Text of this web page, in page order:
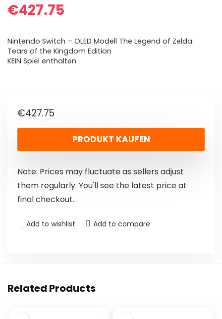
€427.75
Nintendo Switch – OLED Modell The Legend of Zelda:
Tears of the Kingdom Edition
KEIN Spiel enthalten
€427.75
PRODUKT KAUFEN
Note: Prices may fluctuate as sellers adjust
them regularly. You'll see the latest price at
final checkout.
Add to wishlist Add to compare
Related Products